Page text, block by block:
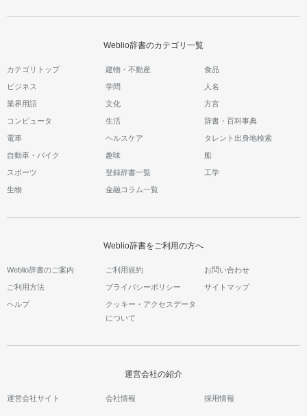
Weblio辞書のカテゴリ一覧
カテゴリトップ 建物・不動産 食品
ビジネス 学問 人名
業界用語 文化 方言
コンピュータ 生活 辞書・百科事典
電車 ヘルスケア タレント出身地検索
自動車・バイク 趣味 船
スポーツ 登録辞書一覧 工学
生物 金融コラム一覧
Weblio辞書をご利用の方へ
Weblio辞書のご案内 ご利用規約 お問い合わせ
ご利用方法 プライバシーポリシー サイトマップ
ヘルプ
クッキー・アクセスデータ
について
運営会社の紹介
運営会社サイト 会社情報 採用情報